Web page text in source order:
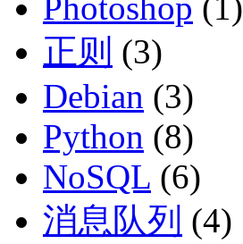
正则 (3)
Debian (3)
Python (8)
NoSQL (6)
消息队列 (4)